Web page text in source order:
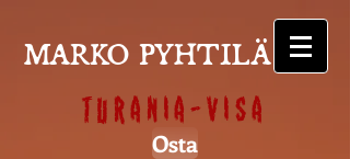
MARKO PYHTILÄ
Turania-visa
Osta